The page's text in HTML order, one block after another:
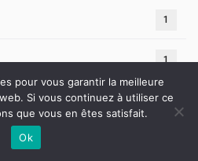
1
1
2
pour vous garantir la meilleure
Si vous continuez à utiliser ce
que vous en êtes satisfait.
Ok